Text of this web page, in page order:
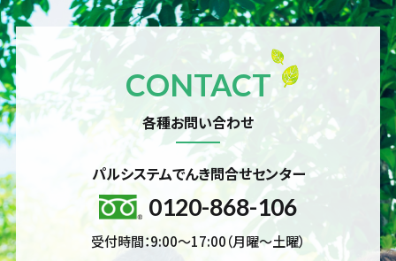
CONTACT
各種お問い合わせ
パルシステムでんき問合せセンター
0120-868-106
受付時間：9:00～17:00（月曜～土曜）